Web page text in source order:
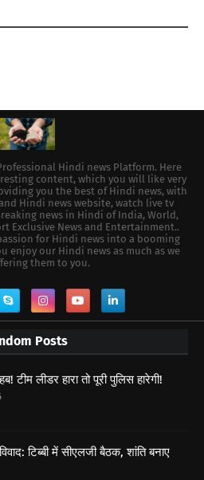
Hindi news Platform. Here
content, which you will like very
you the best of Hindi news, with
Hindi news website, watch live tv
news in Hindi of India, World,
Exclusive News and Entertainment..
for Hindi news into a booming
enjoy our Hindi news as much as we
them to you.
Posts
टीम लीडर हारा तो पूरी पुलिस हारेगी!
टिब्बी में सीएलजी बैठक, शांति बनाए